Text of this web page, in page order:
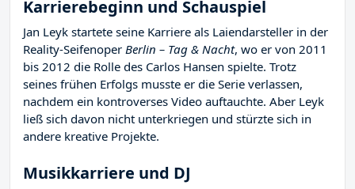
Karrierebeginn und Schauspiel
Jan Leyk startete seine Karriere als Laiendarsteller in der
Reality-Seifenoper Berlin – Tag & Nacht, wo er von 2011
bis 2012 die Rolle des Carlos Hansen spielte. Trotz
seines frühen Erfolgs musste er die Serie verlassen,
nachdem ein kontroverses Video auftauchte. Aber Leyk
ließ sich davon nicht unterkriegen und stürzte sich in
andere kreative Projekte.
Musikkarriere und DJ